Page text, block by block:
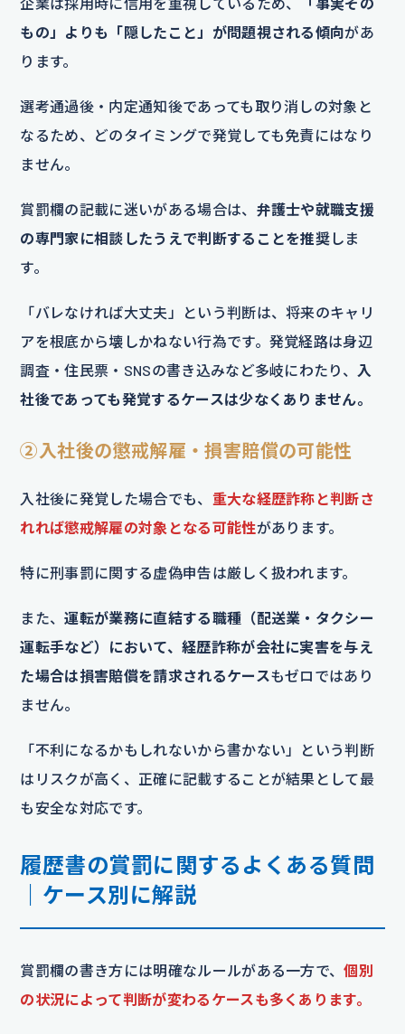
もの」よりも「隠したこと」が問題視される傾向があ
ります。
選考通過後・内定通知後であっても取り消しの対象と
なるため、どのタイミングで発覚しても免責にはなり
ません。
賞罰欄の記載に迷いがある場合は、 弁護士や就職支援
の専門家に相談したうえで判断することを推奨 しま
す。
「バレなければ大丈夫」という判断は、将来のキャリ
アを根底から壊しかねない行為です。発覚経路は身辺
調査・住民票・SNSの書き込みなど多岐にわたり、 入
社後であっても発覚するケースは少なくありません。
②入社後の懲戒解雇・損害賠償の可能性
入社後に発覚した場合でも、 重大な経歴詐称と判断さ
れれば懲戒解雇の対象となる可能性があります。
特に刑事罰に関する虚偽申告は厳しく扱われます。
また、運転が業務に直結する職種（配送業・タクシー
運転手など）において、経歴詐称が会社に実害を与え
た場合は損害賠償を請求されるケースもゼロではあり
ません。
「不利になるかもしれないから書かない」という判断
はリスクが高く、正確に記載することが結果として最
も安全な対応です。
履歴書の賞罰に関するよくある質問
｜ケース別に解説
賞罰欄の書き方には明確なルールがある一方で、個別
の状況によって判断が変わるケースも多くあります。